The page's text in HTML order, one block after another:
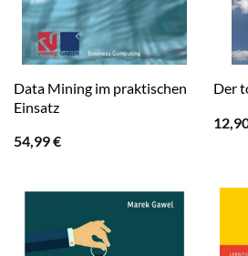
Data Mining im praktischen
Einsatz
54,99€
Der